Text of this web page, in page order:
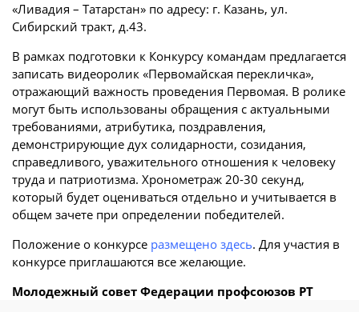
«Ливадия – Татарстан» по адресу: г. Казань, ул.
Сибирский тракт, д.43.
В рамках подготовки к Конкурсу командам предлагается
записать видеоролик «Первомайская перекличка»,
отражающий важность проведения Первомая. В ролике
могут быть использованы обращения с актуальными
требованиями, атрибутика, поздравления,
демонстрирующие дух солидарности, созидания,
справедливого, уважительного отношения к человеку
труда и патриотизма. Хронометраж 20-30 секунд,
который будет оцениваться отдельно и учитывается в
общем зачете при определении победителей.
Положение о конкурсе размещено здесь. Для участия в
конкурсе приглашаются все желающие.
Молодежный совет Федерации профсоюзов РТ